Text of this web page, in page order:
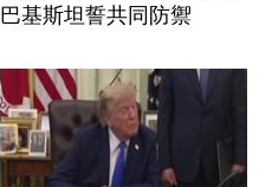
巴基斯坦誓共同防禦